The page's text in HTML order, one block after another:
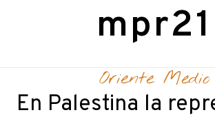
content
mpr21
Oriente Medio
En Palestina la